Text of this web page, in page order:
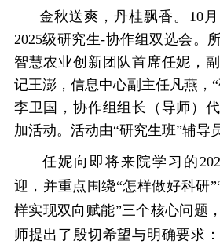
金秋送爽，丹桂飘香。10
2025级研究生-协作组双选会。
智慧农业创新团队首席任妮，
记王澎，信息中心副主任凡燕，
李卫国，协作组组长（导师）
加活动。活动由“研究生班”辅导
任妮向即将来院学习的
迎，并重点围绕“怎样做好科研
样实现双向赋能”三个核心问题
师提出了殷切希望与明确要求